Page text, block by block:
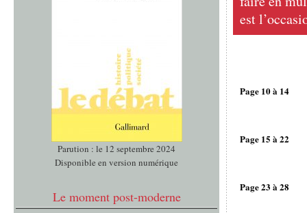
Parution : le 12 septembre 2024
Disponible en version numérique
Le moment post-moderne
est
Page 10 à 14
Page 15 à 22
Page 23 à 28